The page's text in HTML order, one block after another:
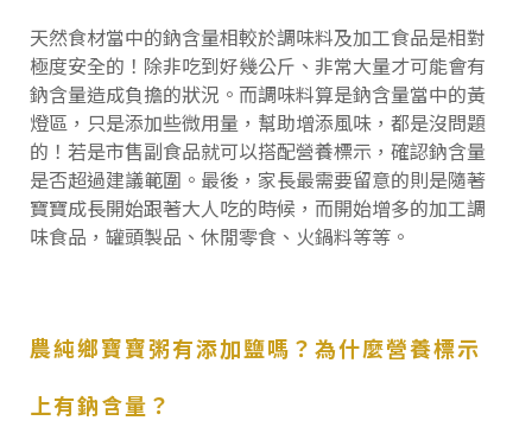
天然食材當中的鈉含量相較於調味料及加工食品是相對
極度安全的！除非吃到好幾公斤、非常大量才可能會有
鈉含量造成負擔的狀況。而調味料算是鈉含量當中的黃
燈區，只是添加些微用量，幫助增添風味，都是沒問題
的！若是市售副食品就可以搭配營養標示，確認鈉含量
是否超過建議範圍。最後，家長最需要留意的則是隨著
寶寶成長開始跟著大人吃的時候，而開始增多的加工調
味食品，罐頭製品、休閒零食、火鍋料等等。
農純鄉寶寶粥有添加鹽嗎？為什麼營養標示
上有鈉含量？